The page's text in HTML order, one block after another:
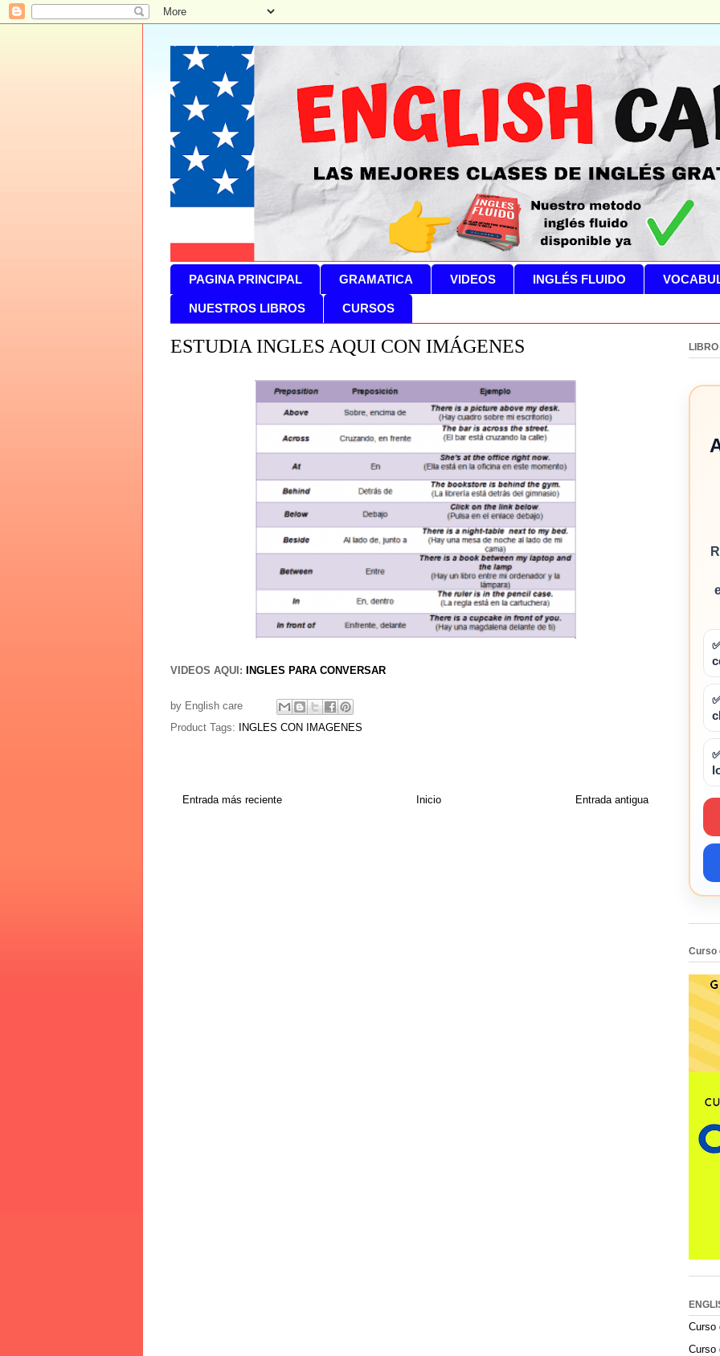
PAGINA PRINCIPAL GRAMATICA VIDEOS INGLÉS FLUIDO
NUESTROS LIBROS CURSOS
ESTUDIA INGLES AQUI CON IMÁGENES
VIDEOS AQUI: INGLES PARA CONVERSAR
by English care
Product Tags: INGLES CON IMAGENES
Entrada más reciente Entrada antigua
Inicio
Curso
Curso
Curso